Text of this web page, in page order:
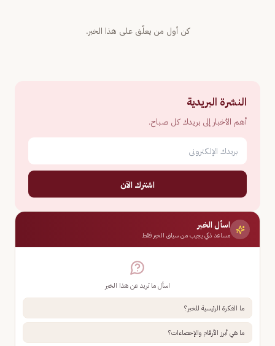
كن أول من يعلّق على هذا الخبر.
النشرة البريدية
أهم الأخبار إلى بريدك كل صباح.
اشترك الآن
اسأل الخبر
مساعد ذكي يجيب من سياق الخبر فقط
اسأل ما تريد عن هذا الخبر
ما الفكرة الرئيسية للخبر؟
ما هي أبرز الأرقام والإحصاءات؟